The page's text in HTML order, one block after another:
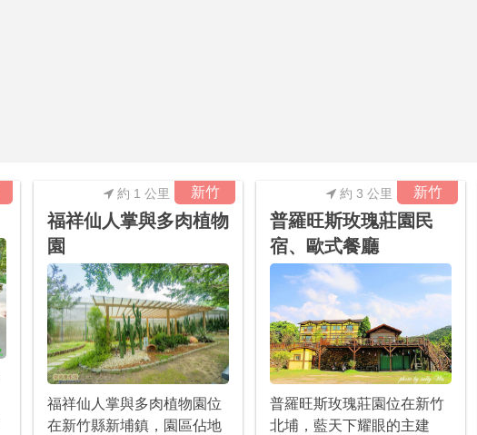
新竹
約 1 公里
福祥仙人掌與多肉植物
園
福祥仙人掌與多肉植物園位
在新竹縣新埔鎮，園區佔地
新竹
約 3 公里
普羅旺斯玫瑰莊園民
宿、歐式餐廳
普羅旺斯玫瑰莊園位在新竹
北埔，藍天下耀眼的主建